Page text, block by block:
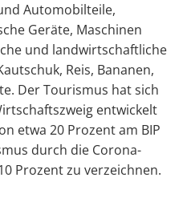
Automobilteile,
Geräte, Maschinen
und landwirtschaftliche
Reis, Bananen,
Der Tourismus hat sich
entwickelt
etwa 20 Prozent am BIP
durch die Corona-
Prozent zu verzeichnen.